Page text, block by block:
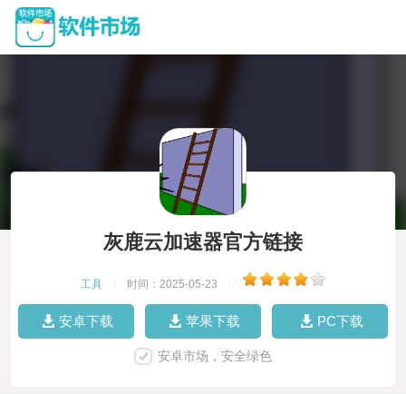
灰鹿云加速器官方链接
工具 时间：2025-05-23
安卓下载 苹果下载 PC下载
安卓市场，安全绿色